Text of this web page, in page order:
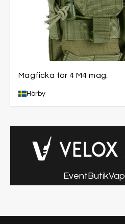
Magficka för 4 M4 mag.
Hörby
EventButik